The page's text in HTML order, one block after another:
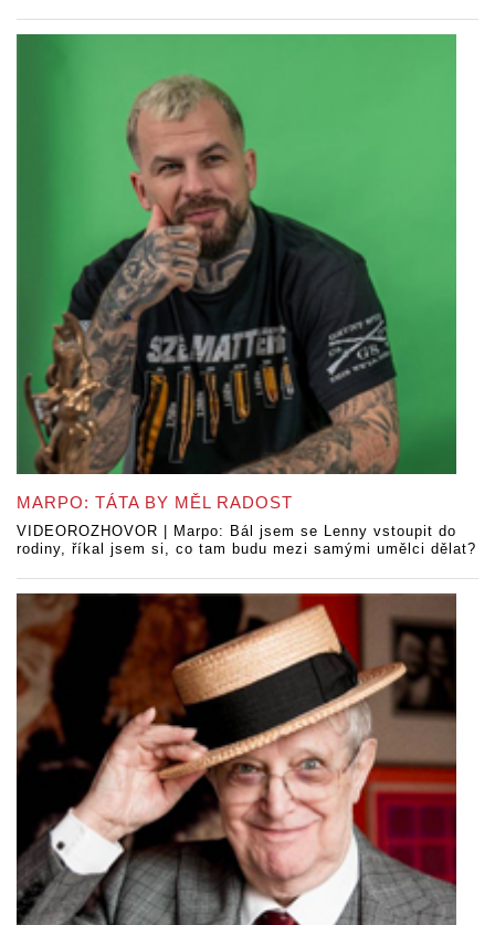
MARPO: TÁTA BY MĚL RADOST
VIDEOROZHOVOR | Marpo: Bál jsem se Lenny vstoupit do
rodiny, říkal jsem si, co tam budu mezi samými umělci dělat?